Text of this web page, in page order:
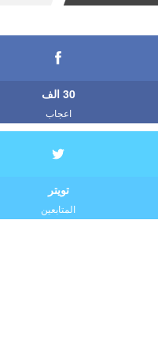
30 الف
اعجاب
تويتر
المتابعين